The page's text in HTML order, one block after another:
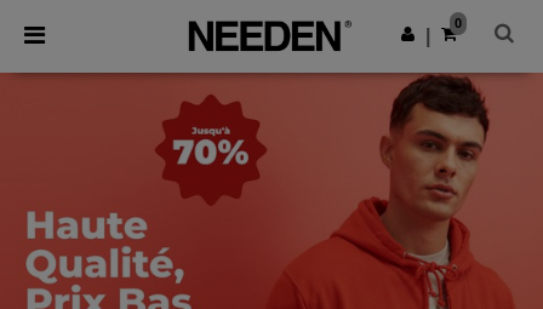
× Appli Needen
Meilleurs prix sur l’app !
Obtenir l'appli
0